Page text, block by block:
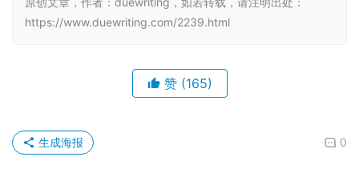
https://www.duewriting.com/2239.html
赞 (165)
0
生成海报